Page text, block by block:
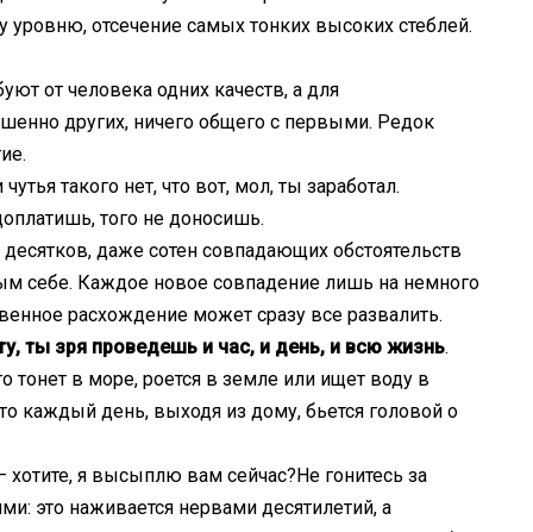
отсечение самых тонких высоких стеблей.
от человека одних качеств, а для
других, ничего общего с первыми. Редок
такого нет, что вот, мол, ты заработал.
того не доносишь.
даже сотен совпадающих обстоятельств
себе. Каждое новое совпадение лишь на немного
расхождение может сразу все развалить.
ты зря проведешь и час, и день, и всю жизнь.
тонет в море, роется в земле или ищет воду в
каждый день, выходя из дому, бьется головой о
я высыплю вам сейчас?Не гонитесь за
это наживается нервами десятилетий, а